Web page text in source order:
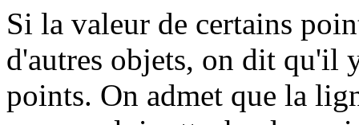
Si la valeur de certains
d'autres objets, on dit qu'il
points. On admet que la